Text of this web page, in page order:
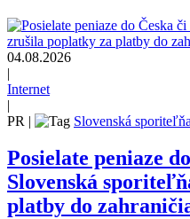
04.08.2026
|
Internet
|
PR | Slovenská sporiteľňa
Posielate peniaze
Slovenská
platby do